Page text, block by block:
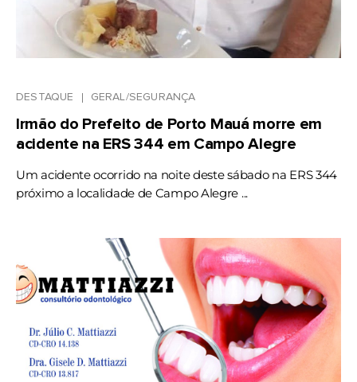
DESTAQUE GERAL/SEGURANÇA
Irmão do Prefeito de Porto Mauá morre em
acidente na ERS 344 em Campo Alegre
Um acidente ocorrido na noite deste sábado na ERS 344
próximo a localidade de Campo Alegre ...